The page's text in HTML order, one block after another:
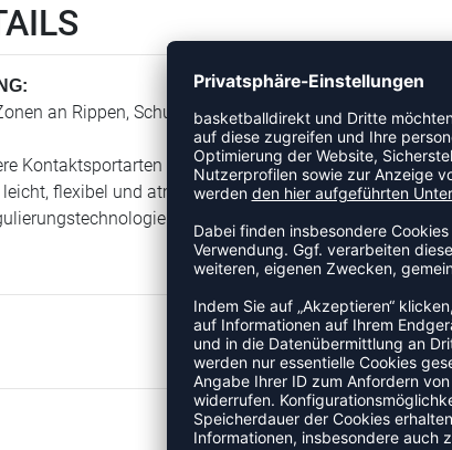
an Rippen, Schultern u. Armen, schwarz 7737
Kontaktsportarten geeignet, mit dauerhaftem Schutz
flexibel und atmungsaktiv dadurch hervorragende
absolut kühl und trocken • Schwarz
MEHR AUS